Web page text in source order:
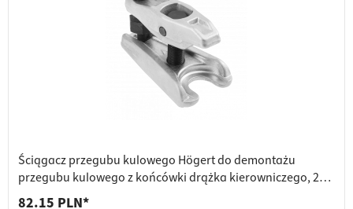
Ściągacz przegubu kulowego Högert do demontażu
przegubu kulowego z końcówki drążka kierowniczego, 20 x
62 mm
82.15 PLN*